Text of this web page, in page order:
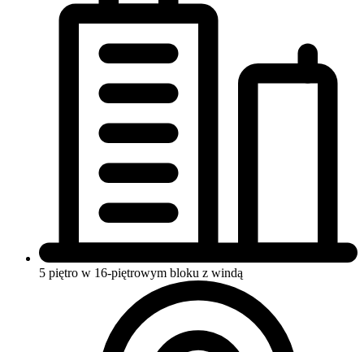
5 piętro w 16-piętrowym bloku z windą